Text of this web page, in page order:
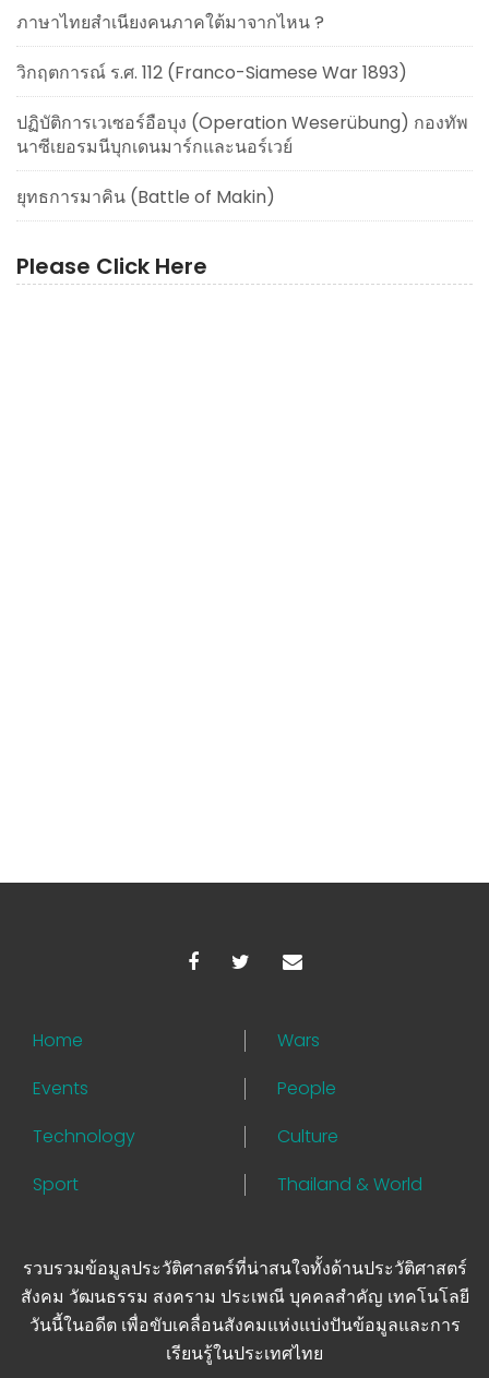
ภาษาไทยสำเนียงคนภาคใต้มาจากไหน ?
วิกฤตการณ์ ร.ศ. 112 (Franco-Siamese War 1893)
ปฏิบัติการเวเซอร์อือบุง (Operation Weserübung) กองทัพ
นาซีเยอรมนีบุกเดนมาร์กและนอร์เวย์
ยุทธการมาคิน (Battle of Makin)
Please Click Here
Home
Wars
Events
People
Technology
Culture
Sport
Thailand & World
รวบรวมข้อมูลประวัติศาสตร์ที่น่าสนใจทั้งด้านประวัติศาสตร์
สังคม วัฒนธรรม สงคราม ประเพณี บุคคลสำคัญ เทคโนโลยี
วันนี้ในอดีต เพื่อขับเคลื่อนสังคมแห่งแบ่งปันข้อมูลและการ
เรียนรู้ในประเทศไทย